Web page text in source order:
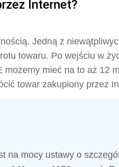
Internet?
Jedną z
towaru. Po wejściu w
mieć na to aż 12
towar zakupiony przez
na mocy ustawy o